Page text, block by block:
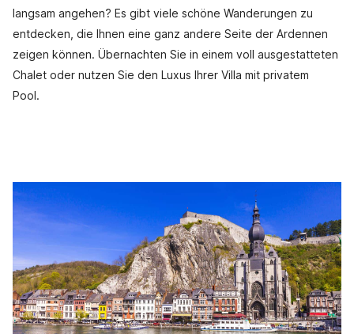
langsam angehen? Es gibt viele schöne Wanderungen zu
entdecken, die Ihnen eine ganz andere Seite der Ardennen
zeigen können. Übernachten Sie in einem voll ausgestatteten
Chalet oder nutzen Sie den Luxus Ihrer Villa mit privatem
Pool.